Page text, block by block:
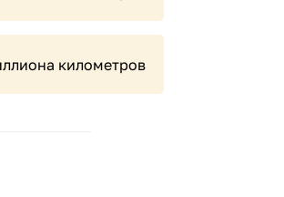
километров